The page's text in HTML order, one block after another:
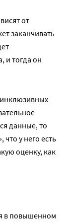
от
заканчивать
и тогда он
данные, то
что у него есть
оценку, как
в повышенном